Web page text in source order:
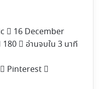
16 December
180
อ่านจบใน 3 นาที
Pinterest